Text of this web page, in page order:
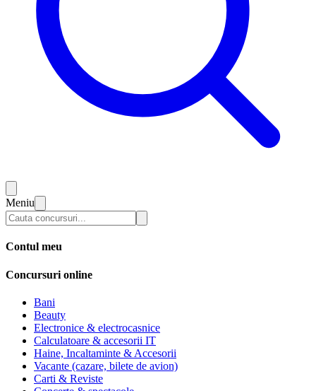
Meniu
Contul meu
Concursuri online
Bani
Beauty
Electronice & electrocasnice
Calculatoare & accesorii IT
Haine, Incaltaminte & Accesorii
Vacante (cazare, bilete de avion)
Carti & Reviste